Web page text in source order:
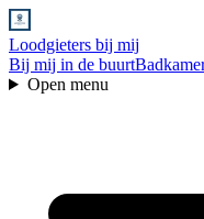
Loodgieters bij mij
Bij mij in de buurt
Open menu